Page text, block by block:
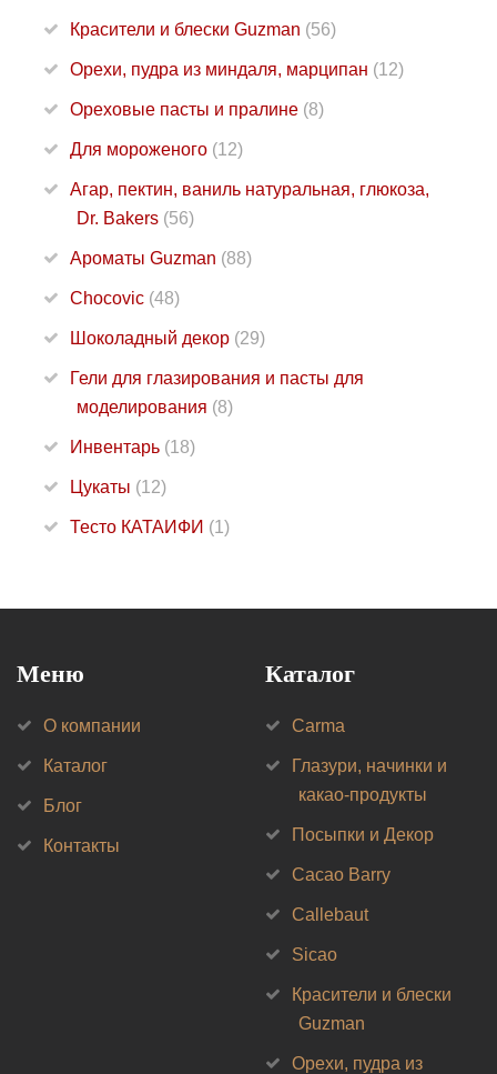
Красители и блески Guzman (56)
Орехи, пудра из миндаля, марципан (12)
Ореховые пасты и пралине (8)
Для мороженого (12)
Агар, пектин, ваниль натуральная, глюкоза,
Dr. Bakers (56)
Ароматы Guzman (88)
Chocovic (48)
Шоколадный декор (29)
Гели для глазирования и пасты для
моделирования (8)
Инвентарь (18)
Цукаты (12)
Тесто КАТАИФИ (1)
Меню
О компании
Каталог
Блог
Контакты
Каталог
Carma
Глазури, начинки и
какао-продукты
Посыпки и Декор
Cacao Barry
Callebaut
Sicao
Красители и блески
Guzman
Орехи, пудра из